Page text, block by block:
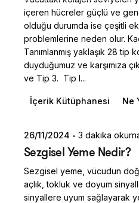
içeren hücreler güçlü ve
olduğu durumda ise çeşitli
problemlerine neden olur.
Tanımlanmış yaklaşık 28 tip
duyduğumuz ve karşımıza
ve Tip 3. Tip I...
İçerik Kütüphanesi Ne
Posted by
Dilara Koçak
26/11/2024 3 dakika
Sezgisel Yeme Nedir?
Sezgisel yeme, vücudun
açlık, tokluk ve doyum
sinyallere uyum sağlayarak